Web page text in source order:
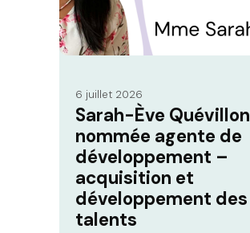
6 juillet 2026
Sarah-Ève Quévillon
nommée agente de
développement –
acquisition et
développement des
talents